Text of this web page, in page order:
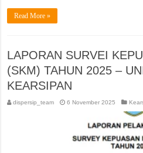
Read More »
LAPORAN SURVEI
(SKM) TAHUN 2025 –
KEARSIPAN
dispersip_team 6 November 2025